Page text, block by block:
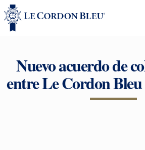
Nuevo acuerdo de
entre Le Cordon